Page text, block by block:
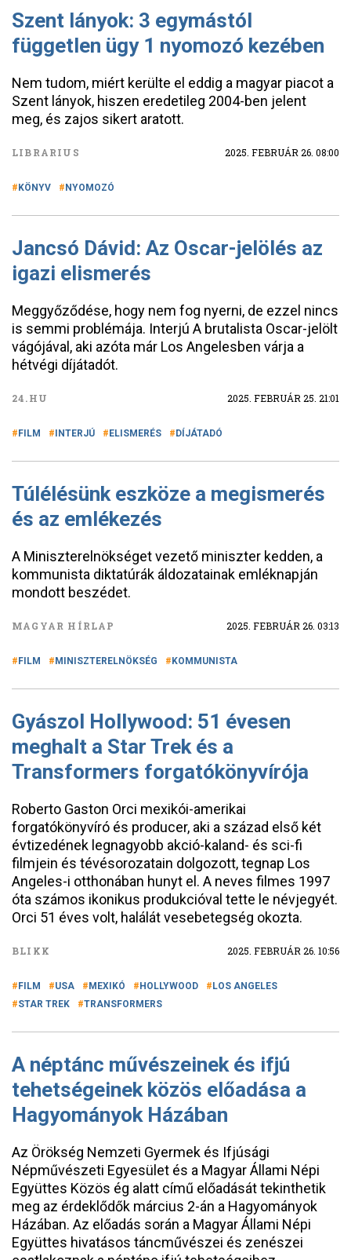
Szent lányok: 3 egymástól
független ügy 1 nyomozó kezében
Nem tudom, miért kerülte el eddig a magyar piacot a
Szent lányok, hiszen eredetileg 2004-ben jelent
meg, és zajos sikert aratott.
LIBRARIUS 2025. FEBRUÁR 26. 08:00
KÖNYV NYOMOZÓ
Jancsó Dávid: Az Oscar-jelölés az
igazi elismerés
Meggyőződése, hogy nem fog nyerni, de ezzel nincs
is semmi problémája. Interjú A brutalista Oscar-jelölt
vágójával, aki azóta már Los Angelesben várja a
hétvégi díjátadót.
24.HU 2025. FEBRUÁR 25. 21:01
FILM INTERJÚ ELISMERÉS DÍJÁTADÓ
Túlélésünk eszköze a megismerés
és az emlékezés
A Miniszterelnökséget vezető miniszter kedden, a
kommunista diktatúrák áldozatainak emléknapján
mondott beszédet.
MAGYAR HÍRLAP 2025. FEBRUÁR 26. 03:13
FILM MINISZTERELNÖKSÉG KOMMUNISTA
Gyászol Hollywood: 51 évesen
meghalt a Star Trek és a
Transformers forgatókönyvírója
Roberto Gaston Orci mexikói-amerikai
forgatókönyvíró és producer, aki a század első két
évtizedének legnagyobb akció-kaland- és sci-fi
filmjein és tévésorozatain dolgozott, tegnap Los
Angeles-i otthonában hunyt el. A neves filmes 1997
óta számos ikonikus produkcióval tette le névjegyét.
Orci 51 éves volt, halálát vesebetegség okozta.
BLIKK 2025. FEBRUÁR 26. 10:56
FILM USA MEXIKÓ HOLLYWOOD
LOS ANGELES
STAR TREK
TRANSFORMERS
A néptánc művészeinek és ifjú
tehetségeinek közös előadása a
Hagyományok Házában
Az Örökség Nemzeti Gyermek és Ifjúsági
Népművészeti Egyesület és a Magyar Állami Népi
Együttes Közös ég alatt című előadását tekinthetik
meg az érdeklődők március 2-án a Hagyományok
Házában. Az előadás során a Magyar Állami Népi
Együttes hivatásos táncművészei és zenészei